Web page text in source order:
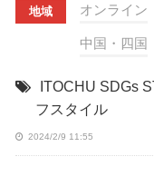
地域 オンライン
中国・四国
ITOCHU SDGs
フスタイル
2024/2/9 11:55